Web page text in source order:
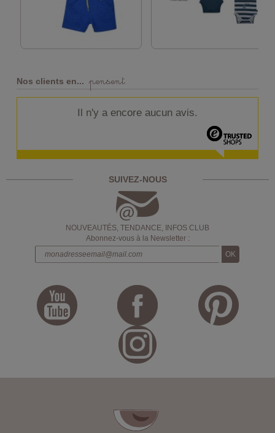
Nos clients en... pensent
Il n'y a encore aucun avis.
SUIVEZ-NOUS
NOUVEAUTÉS, TENDANCE, INFOS CLUB
Abonnez-vous à la Newsletter :